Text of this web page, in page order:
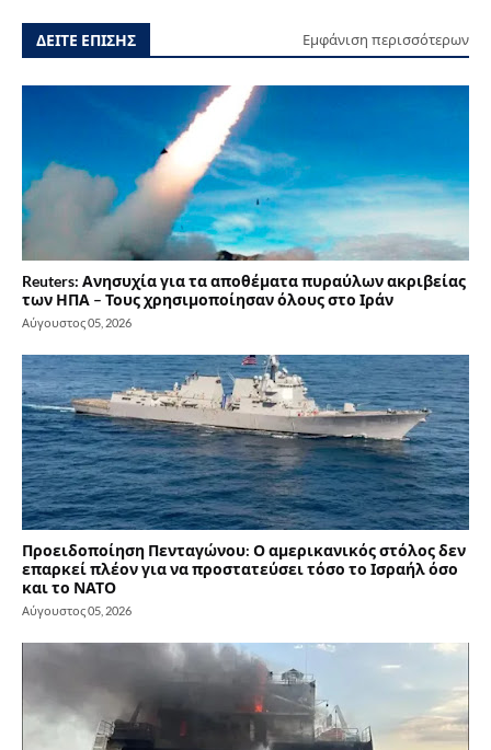
ΔΕΙΤΕ ΕΠΙΣΗΣ Εμφάνιση περισσότερων
Reuters: Ανησυχία για τα αποθέματα πυραύλων ακριβείας
των ΗΠΑ – Τους χρησιμοποίησαν όλους στο Ιράν
Αύγουστος 05, 2026
Προειδοποίηση Πενταγώνου: Ο αμερικανικός στόλος δεν
επαρκεί πλέον για να προστατεύσει τόσο το Ισραήλ όσο
και το ΝΑΤΟ
Αύγουστος 05, 2026